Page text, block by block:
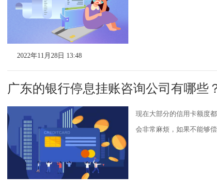
2022年11月28日 13:48
广东的银行停息挂账咨询公司有哪些
现在大部分的信用卡额度
会非常麻烦，如果不能够